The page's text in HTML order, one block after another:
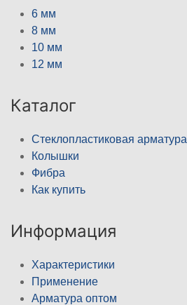
6 мм
8 мм
10 мм
12 мм
Каталог
Стеклопластиковая арматура
Колышки
Фибра
Как купить
Информация
Характеристики
Применение
Арматура оптом